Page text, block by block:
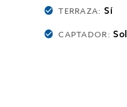
TERRAZA: Sí
CAPTADOR:Sol